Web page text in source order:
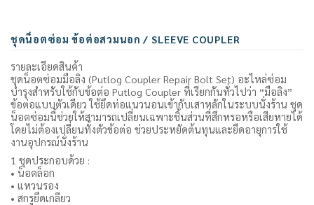
ชุดน็อตซ่อม ข้อต่อสวมนอก / SLEEVE COUPLER
รายละเอียดสินค้า
ชุดน็อตซ่อมมือลิง (Putlog Coupler Repair Bolt Set) อะไหล่ซ่อม
บำรุงสำหรับใช้กับข้อต่อ Putlog Coupler ที่เรียกกันทั่วไปว่า “มือลิง”
ข้อต่อแบบตัวเดียว ใช้ยึดท่อแนวนอนเข้ากับเสาหลักในระบบนั่งร้าน ชุด
น็อตซ่อมนี้ช่วยให้สามารถเปลี่ยนเฉพาะชิ้นส่วนที่สึกหรอหรือเสียหายได้
โดยไม่ต้องเปลี่ยนทั้งตัวข้อต่อ ช่วยประหยัดต้นทุนและยืดอายุการใช้
งานอุปกรณ์นั่งร้าน
1 ชุดประกอบด้วย :
• น็อตล็อก
• แหวนรอง
• สกรูยึดเกลียว